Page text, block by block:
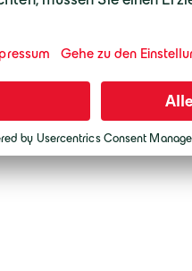
Unter Anleitung wurden
in die Vermessung sowie
bereits vorhandene
werden. Die
Januar bis Mitte März